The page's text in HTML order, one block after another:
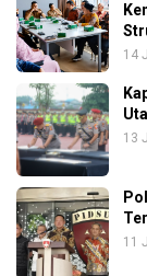
14
13
11